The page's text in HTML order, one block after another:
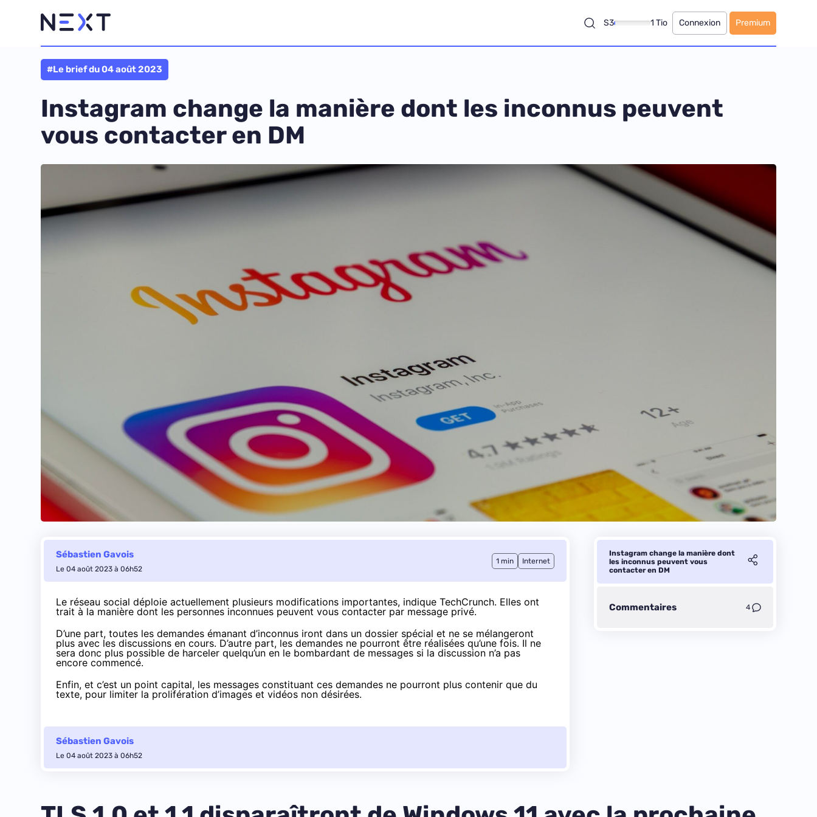
S3 1 Tio Connexion Premium
#Le brief du 04 août 2023
Instagram change la manière dont les inconnus peuvent
vous contacter en DM
Sébastien Gavois
Le 04 août 2023 à 06h52
1 min Internet
Le réseau social déploie actuellement plusieurs modifications importantes, indique TechCrunch. Elles ont
trait à la manière dont les personnes inconnues peuvent vous contacter par message privé.
D’une part, toutes les demandes émanant d’inconnus iront dans un dossier spécial et ne se mélangeront
plus avec les discussions en cours. D’autre part, les demandes ne pourront être réalisées qu’une fois. Il ne
sera donc plus possible de harceler quelqu’un en le bombardant de messages si la discussion n’a pas
encore commencé.
Enfin, et c’est un point capital, les messages constituant ces demandes ne pourront plus contenir que du
texte, pour limiter la prolifération d’images et vidéos non désirées.
Sébastien Gavois
Le 04 août 2023 à 06h52
Instagram change la manière dont
les inconnus peuvent vous
contacter en DM
Commentaires 4